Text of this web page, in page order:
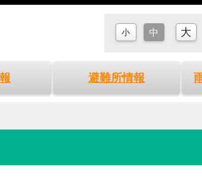
小 中 大
避難所情報